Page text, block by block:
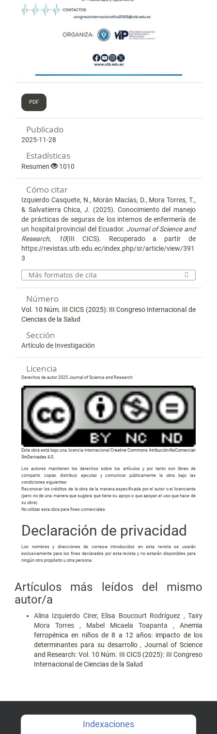
PDF
Publicado
2025-11-28
Estadísticas
Resumen 1010
Cómo citar
Izquierdo Casquete, N., Morán Macías, D., Mora Torres, T.,
& Salvatierra Chica, J. (2025). Conocimiento del manejo
de prácticas de seguras de los internos de enfermería de
un hospital provincial del Ecuador. Journal of Science and
Research, 10(III CICS). Recuperado a partir de
https://revistas.utb.edu.ec/index.php/sr/article/view/391
3
Más formatos de cita
Número
Vol. 10 Núm. III CICS (2025): III Congreso Internacional de
Ciencias de la Salud
Sección
Artículo de Investigación
Licencia
Derechos de autor 2025 Journal of Science and Research
Esta obra está bajo una licencia internacionalCreative Commons Atribución-NoComercial-
SinDerivadas 4.0.
Los autores mantienen los derechos sobre los artículos y por tanto son libres de
compartir, copiar, distribuir, ejecutar y comunicar públicamente la obra bajo las
condiciones siguientes:
Reconocer los créditos de la obra de la manera especificada por el autor o el licenciante
(pero no de una manera que sugiera que tiene su apoyo o que apoyan el uso que hace de
su obra).
No utilizar esta obra para fines comerciales.
Declaración de privacidad
Los nombres y direcciones de correo-e introducidos en esta revista se usarán
exclusivamente para los fines declarados por esta revista y no estarán disponibles para
ningún otro propósito u otra persona.
Artículos más leídos del mismo
autor/a
Alina Izquierdo Cirer, Elisa Boucourt Rodríguez , Tairy
Mora Torres , Mabel Micaela Toapanta , Anemia
ferropénica en niños de 8 a 12 años: impacto de los
determinantes para su desarrollo ,Journal of Science
and Research: Vol. 10 Núm. III CICS (2025): III Congreso
Internacional de Ciencias de la Salud
Indexaciones